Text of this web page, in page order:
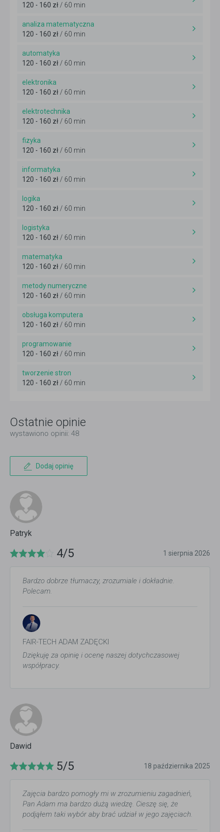
120 - 160 zł/ 60 min
analiza matematyczna
120 - 160 zł/ 60 min
automatyka
120 - 160 zł/ 60 min
elektronika
120 - 160 zł/ 60 min
elektrotechnika
120 - 160 zł/ 60 min
fizyka
120 - 160 zł/ 60 min
informatyka
120 - 160 zł/ 60 min
logika
120 - 160 zł/ 60 min
logistyka
120 - 160 zł/ 60 min
matematyka
120 - 160 zł/ 60 min
metody numeryczne
120 - 160 zł/ 60 min
obsługa komputera
120 - 160 zł/ 60 min
programowanie
120 - 160 zł/ 60 min
tworzenie stron
120 - 160 zł/ 60 min
Ostatnie opinie
wystawiono opinii: 48
Dodaj opinię
Patryk
4/5 1 sierpnia 2026
Bardzo dobrze tłumaczy, zrozumiale i dokładnie.
Polecam.
FAIR-TECH ADAM ZADĘCKI
Dziękuję za opinię i ocenę naszej dotychczasowej
współpracy.
Dawid
5/5 18 października 2025
Zajęcia bardzo pomogły mi w zrozumieniu zagadnień,
Pan Adam ma bardzo dużą wiedzę. Cieszę się, że
podjąłem taki wybór aby brać udział w jego zajęciach.